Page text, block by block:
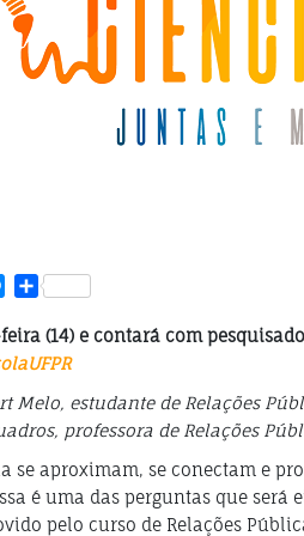
Messenger
Share
(14) e contará com
Melo, estudante de Relações
professora de Relações
se aproximam, se conectam e
é uma das perguntas que será
pelo curso de Relações